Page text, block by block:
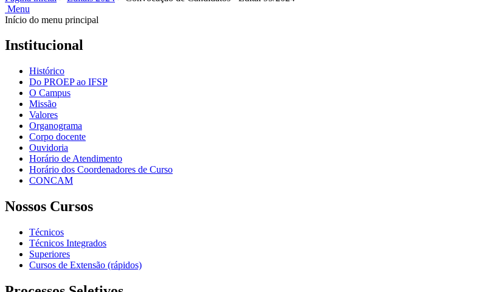
Menu
Início do menu principal
Institucional
Histórico
Do PROEP ao IFSP
O Campus
Missão
Valores
Organograma
Corpo docente
Ouvidoria
Horário de Atendimento
Horário dos Coordenadores de Curso
CONCAM
Nossos Cursos
Técnicos
Técnicos Integrados
Superiores
Cursos de Extensão (rápidos)